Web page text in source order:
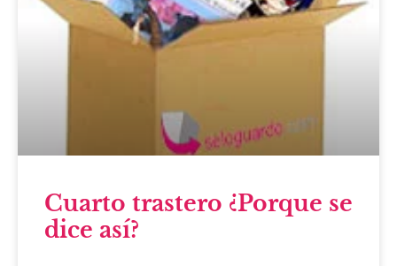
Cuarto trastero ¿Porque se
dice así?